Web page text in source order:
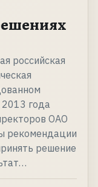
российская
года
ОАО
рекомендации
решение